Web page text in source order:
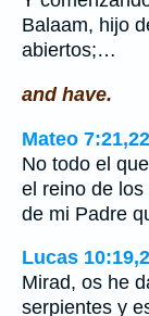
Balaam, hijo
abiertos;…
and have.
Mateo 7:21,22
No todo el
el reino de
de mi Padre
Lucas
Mirad, os he
serpientes y